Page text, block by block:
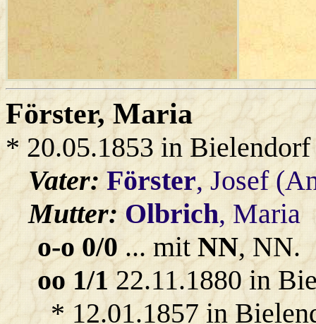
Förster, Maria
* 20.05.1853 in Bielendorf
Vater:Förster, Josef
Mutter:Olbrich, Maria
o-o 0/0 ... mitNN, NN.
oo 1/122.11.1880 in
* 12.01.1857 in